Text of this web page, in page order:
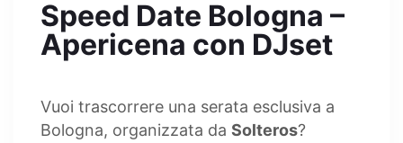
Speed Date Bologna –
Apericena con DJset
Vuoi trascorrere una serata esclusiva a
Bologna, organizzata da Solteros?